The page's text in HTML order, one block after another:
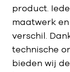
product.
maatwerk
verschil.
technische
bieden wij